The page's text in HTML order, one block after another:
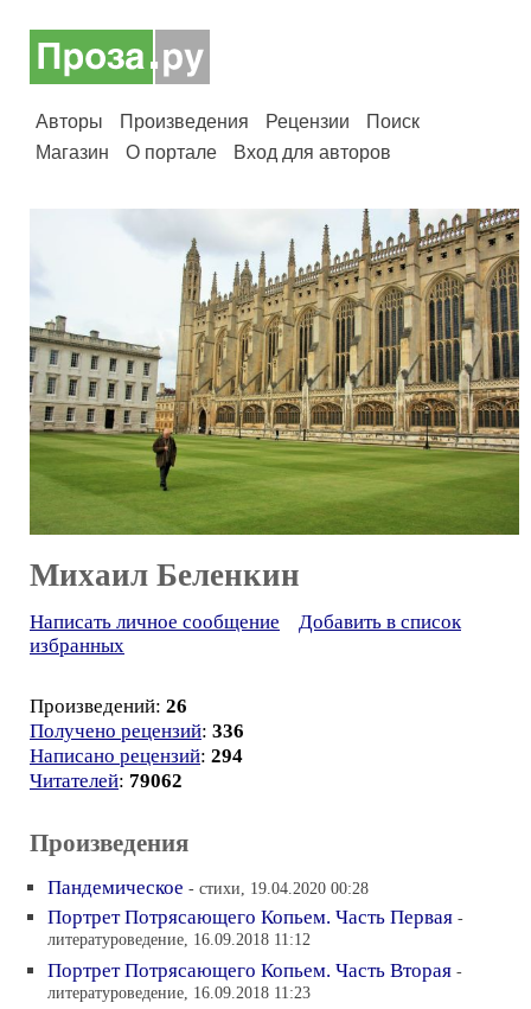
Авторы Произведения Рецензии
Поиск
Магазин
О портале Вход для авторов
Михаил Беленкин
Написать личное сообщение
Добавить в список
избранных
Произведений: 26
Получено рецензий: 336
Написано рецензий: 294
Читателей: 79062
Произведения
Пандемическое - стихи, 19.04.2020 00:28
Портрет Потрясающего Копьем. Часть Первая -
литературоведение, 16.09.2018 11:12
Портрет Потрясающего Копьем. Часть Вторая -
литературоведение, 16.09.2018 11:23